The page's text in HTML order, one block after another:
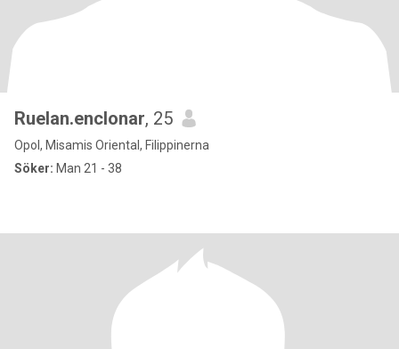
Ruelan.enclonar, 25
Opol, Misamis Oriental, Filippinerna
Söker: Man 21 - 38